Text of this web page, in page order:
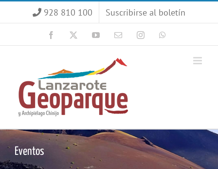
928 810 100 Suscribirse al boletín
Facebook YouTubeCorreoInstagram
Eventos